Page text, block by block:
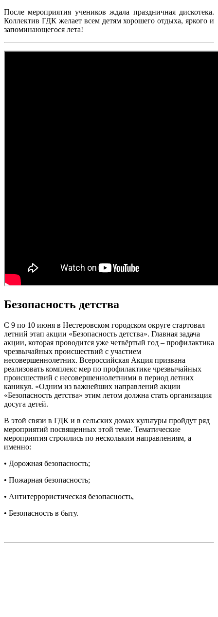
После мероприятия учеников ждала праздничная дискотека.
Коллектив ГДК желает всем детям хорошего отдыха, яркого и
запоминающегося лета!
Безопасность детства
С 9 по 10 июня в Нестеровском городском округе стартовал
летний этап акции «Безопасность детства». Главная задача
акции, которая проводится уже четвёртый год – профилактика
чрезвычайных происшествий с участием
несовершеннолетних. Всероссийская Акция призвана
реализовать комплекс мер по профилактике чрезвычайных
происшествий с несовершеннолетними в период летних
каникул. «Одним из важнейших направлений акции
«Безопасность детства» этим летом должна стать организация
досуга детей.
В этой связи в ГДК и в сельских домах культуры пройдут ряд
мероприятий посвященных этой теме. Тематические
мероприятия строились по нескольким направлениям, а
именно:
• Дорожная безопасность;
• Пожарная безопасность;
• Антитеррористическая безопасность,
• Безопасность в быту.